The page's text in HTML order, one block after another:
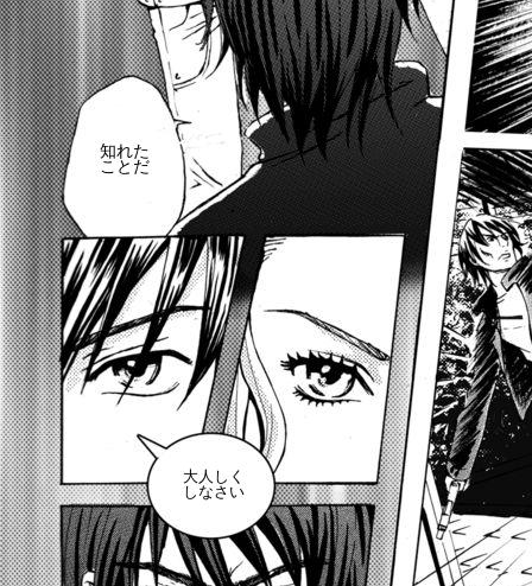
知れた
ことだ
大人しく
しなさい